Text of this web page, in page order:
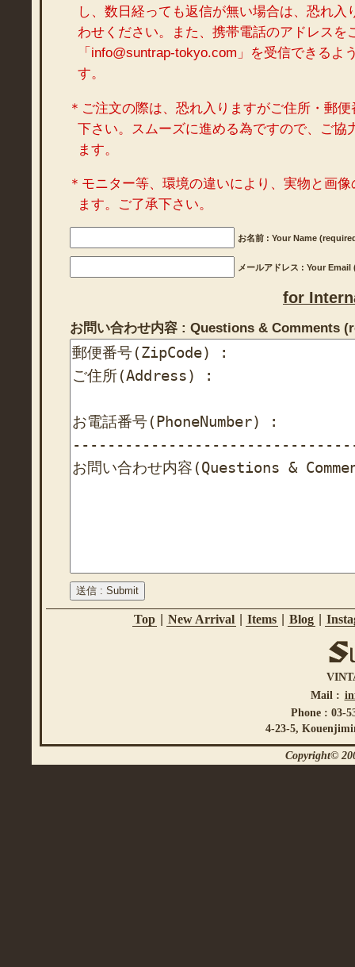
し、数日経っても返信が無い場合は、恐れ入
わせください。また、携帯電話のアドレスを
「info@suntrap-tokyo.com」を受信できるよ
す。
＊ご注文の際は、恐れ入りますがご住所・郵
下さい。スムーズに進める為ですので、ご協
ます。
＊モニター等、環境の違いにより、実物と画
ます。ご了承下さい。
お名前 : Your Name
メールアドレス : Your
for
お問い合わせ内容 : Questions & Comments
Top New Arrival Items Blog
Mail :
Phone : 03-
4-23-5,
Copyright©